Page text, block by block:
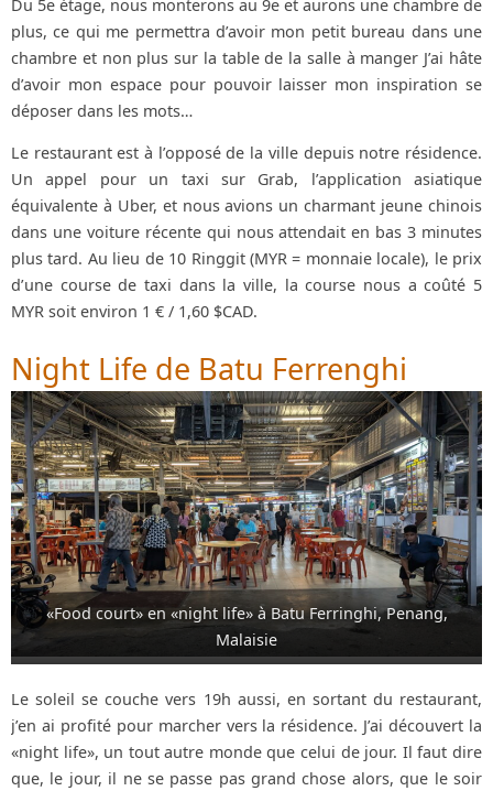
Du 5e étage, nous monterons au 9e et aurons une chambre de
plus, ce qui me permettra d’avoir mon petit bureau dans une
chambre et non plus sur la table de la salle à manger J’ai hâte
d’avoir mon espace pour pouvoir laisser mon inspiration se
déposer dans les mots…
Le restaurant est à l’opposé de la ville depuis notre résidence.
Un appel pour un taxi sur Grab, l’application asiatique
équivalente à Uber, et nous avions un charmant jeune chinois
dans une voiture récente qui nous attendait en bas 3 minutes
plus tard. Au lieu de 10 Ringgit (MYR = monnaie locale), le prix
d’une course de taxi dans la ville, la course nous a coûté 5
MYR soit environ 1 € / 1,60 $CAD.
Night Life de Batu Ferrenghi
«Food court» en «night life» à Batu Ferringhi, Penang,
Malaisie
Le soleil se couche vers 19h aussi, en sortant du restaurant,
j’en ai profité pour marcher vers la résidence. J’ai découvert la
«night life», un tout autre monde que celui de jour. Il faut dire
que, le jour, il ne se passe pas grand chose alors, que le soir